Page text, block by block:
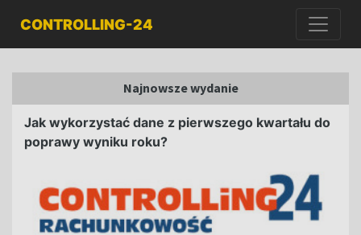
CONTROLLING-24
Najnowsze wydanie
Jak wykorzystać dane z pierwszego kwartału do
poprawy wyniku roku?